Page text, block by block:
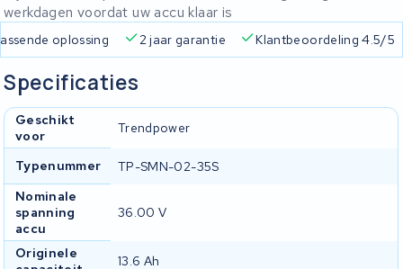
werkdagen voordat uw accu klaar is
oplossing 2 jaar garantie Klantbeoordeling 4.5/5
Specificaties
Geschikt
voor
Trendpower
Typenummer
TP-SMN-02-35S
Nominale
spanning
accu
36.00 V
Originele
13.6 Ah